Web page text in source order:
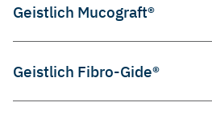
Geistlich Mucograft®
Geistlich Fibro-Gide®